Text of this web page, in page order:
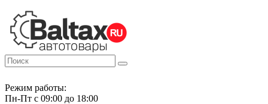
Режим работы:
Пн-Пт с 09:00 до 18:00